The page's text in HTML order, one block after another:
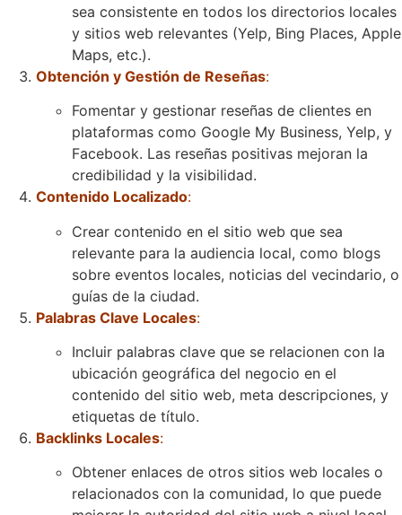
sea consistente en todos los directorios locales
y sitios web relevantes (Yelp, Bing Places, Apple
Maps, etc.).
Obtención y Gestión de Reseñas:
Fomentar y gestionar reseñas de clientes en
plataformas como Google My Business, Yelp, y
Facebook. Las reseñas positivas mejoran la
credibilidad y la visibilidad.
Contenido Localizado:
Crear contenido en el sitio web que sea
relevante para la audiencia local, como blogs
sobre eventos locales, noticias del vecindario, o
guías de la ciudad.
Palabras Clave Locales:
Incluir palabras clave que se relacionen con la
ubicación geográfica del negocio en el
contenido del sitio web, meta descripciones, y
etiquetas de título.
Backlinks Locales:
Obtener enlaces de otros sitios web locales o
relacionados con la comunidad, lo que puede